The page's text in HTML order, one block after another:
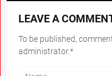
LEAVE A
To be published,
administrator.*